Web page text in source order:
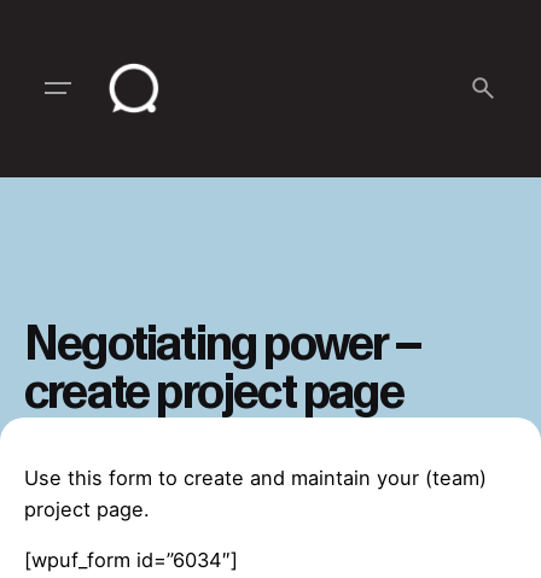
content
Negotiating power –
create project page
Use this form to create and maintain your (team)
project page.
[wpuf_form id=”6034″]